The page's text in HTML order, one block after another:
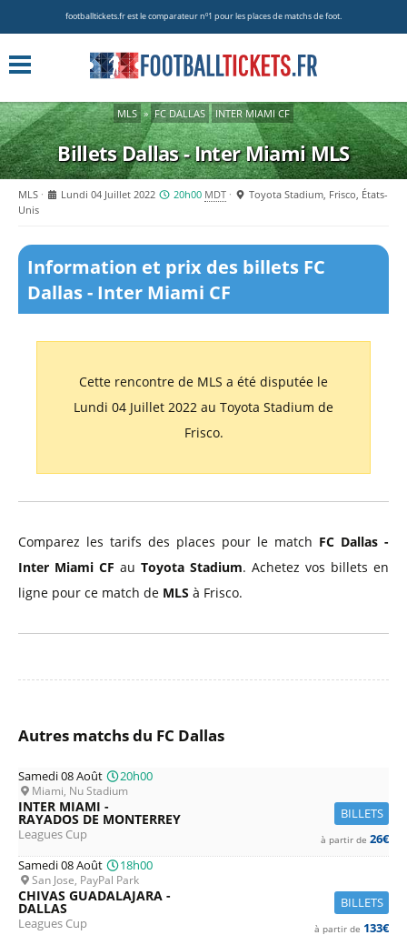
footballtickets.fr est le comparateur nº1 pour les places de matchs de foot.
MLS » FC DALLAS INTER MIAMI CF
Billets Dallas - Inter MiamiMLS
MLS Lundi 04 Juillet 2022 20h00 MDT
Toyota Stadium, Frisco, États-
Unis
Information et prix des billets FC
Dallas - Inter Miami CF
Cette rencontre de MLS a été disputée le
Lundi 04 Juillet 2022 au Toyota Stadium de
Frisco.
Comparez les tarifs des places pour le match FC Dallas -
Inter Miami CF au Toyota Stadium. Achetez vos billets en
ligne pour ce match de MLS à Frisco.
Autres matchs du FC Dallas
Samedi 08 Août 20h00
Miami, Nu Stadium
BILLETS
INTER MIAMI -
RAYADOS DE MONTERREY
Leagues Cup à partir de 26€
Samedi 08 Août
18h00
San Jose, PayPal Park
BILLETS
CHIVAS GUADALAJARA -
DALLAS
Leagues Cup à partir de 133€